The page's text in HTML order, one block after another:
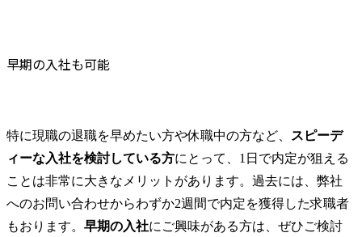
環境を作っています。また、男女問わず育児休暇も積極的に
トの問題やグローバル業績の影響など、皆さんの能力とは関
係ない部分で評価が決まってしまうことはありません。成果
と能力が合えば最短1年で次の職位に昇格となっており、20
代のマネージャー、30代半ばのマネージングディレクターも
多く在籍しています。 ●充実した人材育成制度 入社後にス
キル・マインドセットを学ぶトレーニングや職位別、テーマ
別トレーニングなどコンサルタントとしてバリューを発揮す
早期の入社も可能
特に現職の退職を早めたい方や休職中の方など、
スピーデ
ィーな入社を検討している方にとって、1日で内定が狙える
ことは非常に大きなメリットがあります。過去には、弊社
へのお問い合わせからわずか2週間で内定を獲得した求職者
もおります。 早期の入社にご興味がある方は、ぜひご検討